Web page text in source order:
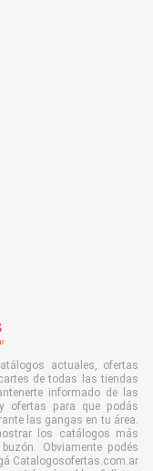
actuales, ofertas
de todas las tiendas
informado de las
ofertas para que podás
las gangas en tu área.
los catálogos más
Obviamente podés
Catalogosofertas.com.ar